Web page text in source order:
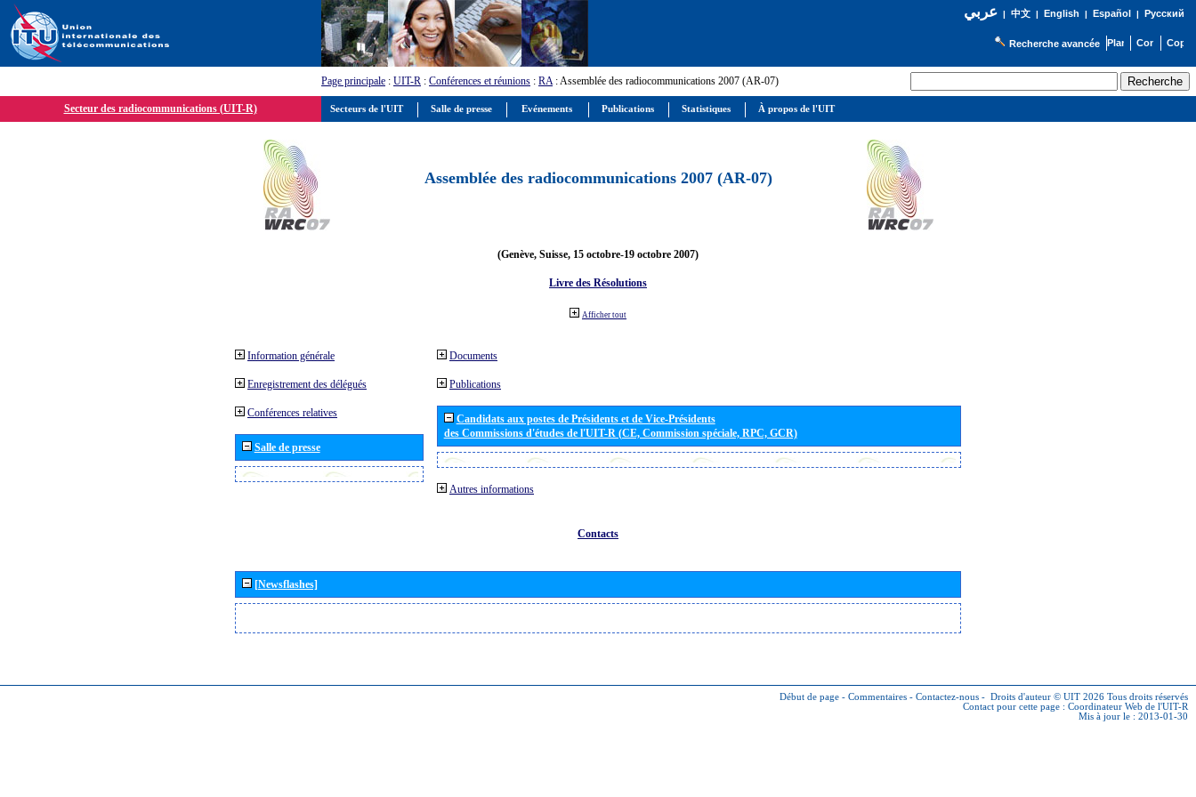
عربي| 中文| English | Español | Русский
Recherche avancée
Page principale : UIT-R : Conférences et réunions : RA: Assemblée des radiocommunications 2007 (AR-07)
Secteur des radiocommunications (UIT-R)
Assemblée des radiocommunications 2007 (AR-07)
(Genève, Suisse, 15 octobre-19 octobre 2007)
Livre des Résolutions
Afficher tout
Information générale
Enregistrement des délégués
Conférences relatives
Salle de presse
Documents
Publications
Candidats aux postes de Présidents et de Vice-Présidents
des Commissions d'études de l'UIT-R (CE, Commission spéciale, RPC, GCR)
Autres informations
Contacts
[Newsflashes]
Début de page - Commentaires - Contactez-nous - Droits d'auteur © UIT 2026 Tous droits réservés
Contact pour cette page : Coordinateur Web de l'UIT-R
Mis à jour le : 2013-01-30
Secteurs de l'UIT Salle de presse Evénements Publications Statistiques À propos de l'UIT